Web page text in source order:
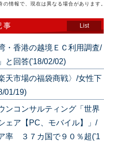
の情報で、現在は異なる場合があります。
事 List
・香港の越境ＥＣ利用調査/
と回答('18/02/02)
天市場の福袋商戦〉/女性下
01/19)
ンコンサルティング「世界
ェア【PC、モバイル】」/
率 ３７カ国で９０％超('1